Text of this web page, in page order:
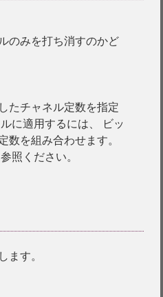
のみを打ち消すのかど
たチャネル定数を指定
に適用するには、 ビッ
数を組み合わせます。
照ください。
ます。